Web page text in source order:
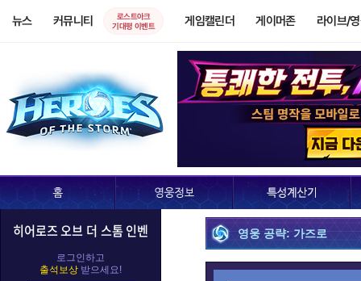
뉴스 커뮤니티
로스트아크
기대평 이벤트
게임캘린더 게이머존 라이브/
히어로즈 오브 더 스톰 인벤
로그인하고
출석보상 받으세요!
영웅 공략: 가즈로